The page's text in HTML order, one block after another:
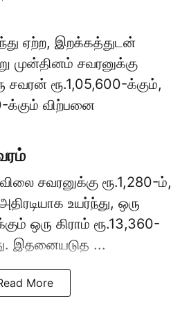
ஏற்ற, இறக்கத்துடன்
முன்தினம் சவரனுக்கு
சவரன் ரூ.1,05,600-க்கும்,
க்கும் விற்பனை
சவரனுக்கு ரூ.1,280-ம்,
உயர்ந்து, ஒரு
ஒரு கிராம் ரூ.13,360-
இதனையடுத ...
More